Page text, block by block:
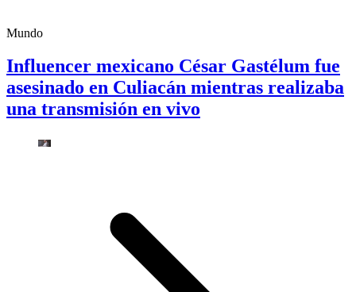
Mundo
Influencer mexicano César Gastélum fue
asesinado en Culiacán mientras realizaba
una transmisión en vivo